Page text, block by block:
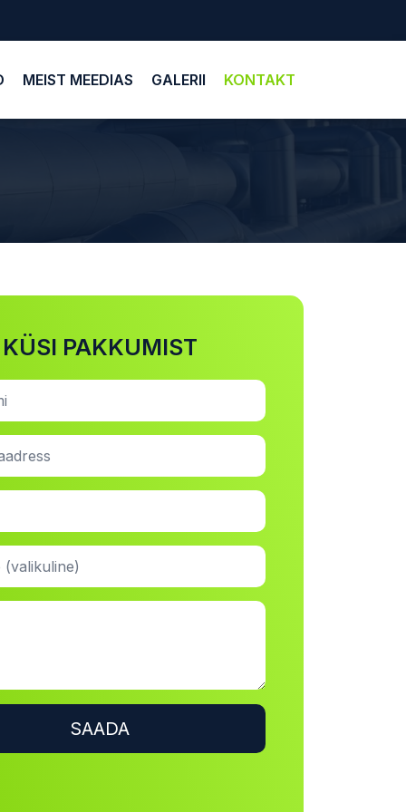
MEIST MEEDIAS GALERII KONTAKT
KÜSI PAKKUMIST
SAADA